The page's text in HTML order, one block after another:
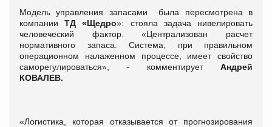
Модель управления запасами
была пересмотрена в
компании ТД «Щедро»: стояла задача нивелировать
человеческий фактор. «Централизован расчет
нормативного запаса. Система, при правильном
операционном налаженном процессе, имеет свойство
саморегулироваться», - комментирует Андрей
КОВАЛЕВ.
«Логистика, которая отказывается от прогнозирования